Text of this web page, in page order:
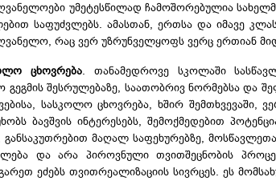
უმეტესწილად ჩამოშორებულია
საფუძვლებს. ამასთან, ერთსა და იმავე
რაც ვერ უზრუნველყოფს ვერც ერთიან
ცხოვრება . თანამედროვე სკოლაში
გეგმის შესრულებაზე, საათობრივ ნორმებსა და
სასკოლო ცხოვრება, ხშირ
ბავშვის ინტერესებს, შემოქმედებით
განსაკუთრებით მაღალ საფეხურებზე,
და არა პიროვნული თვითშეცნობის
ეძებს თვითრეალიზაციის სივრცეს. ეს